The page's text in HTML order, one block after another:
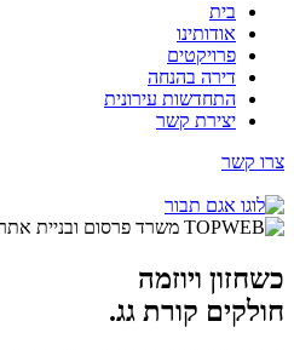
בית
אודותינו
פרויקטים
דירה בהנחה
התחדשות עירונית
יצירת קשר
צרו קשר
כשחזון ויוזמה
חולקים קורת גג.